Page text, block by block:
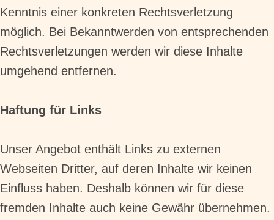
Kenntnis einer konkreten Rechtsverletzung
möglich. Bei Bekanntwerden von entsprechenden
Rechtsverletzungen werden wir diese Inhalte
umgehend entfernen.
Haftung für Links
Unser Angebot enthält Links zu externen
Webseiten Dritter, auf deren Inhalte wir keinen
Einfluss haben. Deshalb können wir für diese
fremden Inhalte auch keine Gewähr übernehmen.